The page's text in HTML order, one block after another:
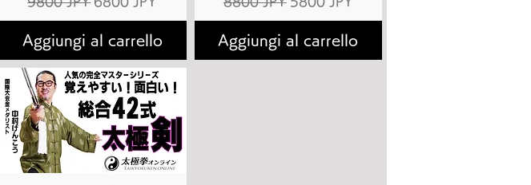
Aggiungi al carrello Aggiungi al carrello